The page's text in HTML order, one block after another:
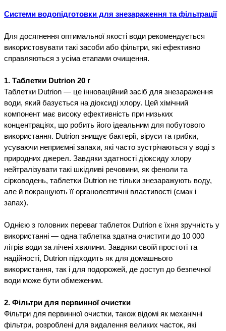
Системи водопідготовки для знезараження та фільтрації
Для досягнення оптимальної якості води рекомендується
використовувати такі засоби або фільтри, які ефективно
справляються з усіма етапами очищення.
1. Таблетки Dutrion 20 г
Таблетки Dutrion — це інноваційний засіб для знезараження
води, який базується на діоксиді хлору. Цей хімічний
компонент має високу ефективність при низьких
концентраціях, що робить його ідеальним для побутового
використання. Dutrion знищує бактерії, віруси та грибки,
усуваючи неприємні запахи, які часто зустрічаються у воді з
природних джерел. Завдяки здатності діоксиду хлору
нейтралізувати такі шкідливі речовини, як феноли та
сірководень, таблетки Dutrion не тільки знезаражують воду,
але й покращують її органолептичні властивості (смак і
запах).
Однією з головних переваг таблеток Dutrion є їхня зручність у
використанні — одна таблетка здатна очистити до 10 000
літрів води за лічені хвилини. Завдяки своїй простоті та
надійності, Dutrion підходить як для домашнього
використання, так і для подорожей, де доступ до безпечної
води може бути обмеженим.
2. Фільтри для первинної очистки
Фільтри для первинної очистки, також відомі як механічні
фільтри, розроблені для видалення великих часток, які